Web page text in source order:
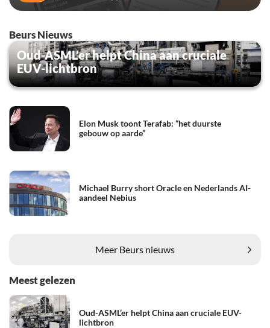
Beurs Nieuws
Oud-ASML’er helpt China aan cruciale
EUV-lichtbron
Elon Musk toont Terafab: “het duurste
gebouw op aarde”
Michael Burry short Oracle en Nederlands AI-
aandeel Nebius
Meer Beurs nieuws
Meest gelezen
Oud-ASML’er helpt China aan cruciale EUV-
lichtbron